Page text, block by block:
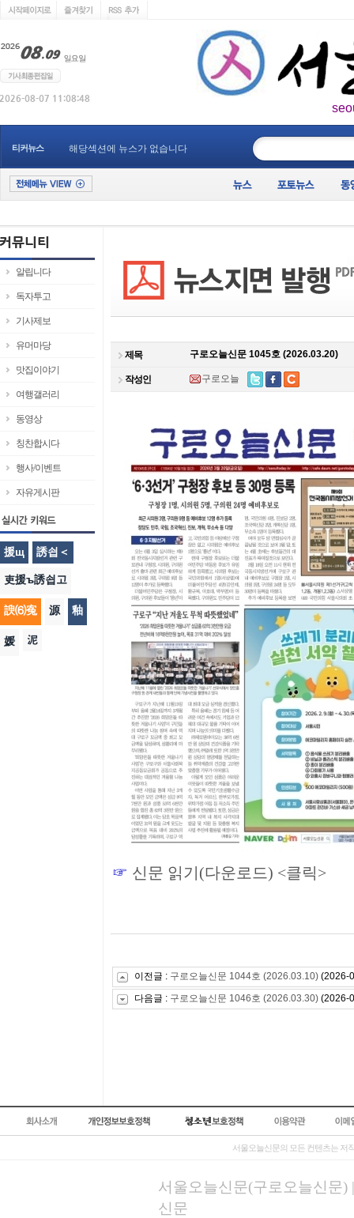
티커뉴스 해당섹션에 뉴스가 없습니다
알립니다
독자투고
기사제보
유머마당
맛집이야기
여행갤러리
동영상
칭찬합시다
행사/이벤트
자유게시판
援щ 誘쇱＜
吏援ъ誘쇱고
諛⑹寃 源 釉
媛 泥
제목 구로오늘신문 1045호 (2026.03.20)
작성인 구로오늘
☞ 신문 읽기(다운로드) <클릭>
이전글 : 구로오늘신문 1044호 (2026.03.10) (2026-
다음글 : 구로오늘신문 1046호 (2026.03.30) (2026-
서울오늘신문의 모든 컨텐츠는 저
서울오늘신문(구로오늘신문)
신문